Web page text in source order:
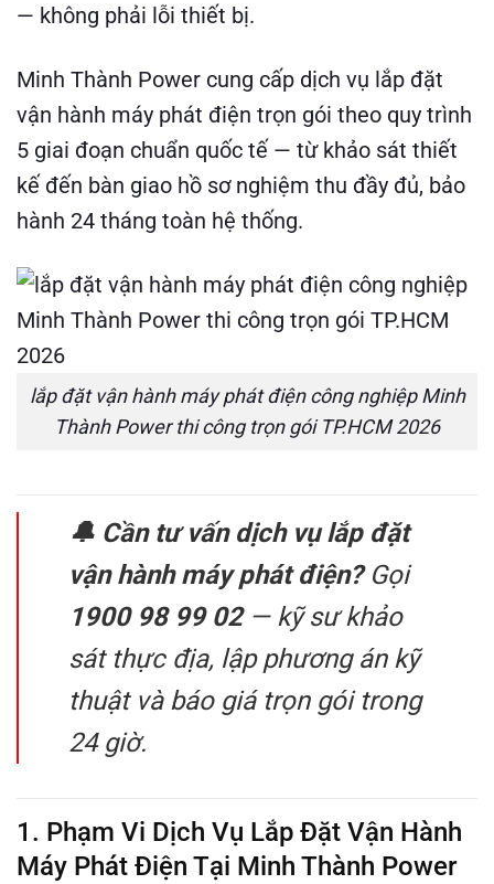
— không phải lỗi thiết bị.
Minh Thành Power cung cấp dịch vụ lắp đặt
vận hành máy phát điện trọn gói theo quy trình
5 giai đoạn chuẩn quốc tế — từ khảo sát thiết
kế đến bàn giao hồ sơ nghiệm thu đầy đủ, bảo
hành 24 tháng toàn hệ thống.
lắp đặt vận hành máy phát điện công nghiệp Minh
Thành Power thi công trọn gói TP.HCM 2026
🔔 Cần tư vấn dịch vụ lắp đặt
vận hành máy phát điện?Gọi
1900 98 99 02— kỹ sư khảo
sát thực địa, lập phương án kỹ
thuật và báo giá trọn gói trong
24 giờ.
1. Phạm Vi Dịch Vụ Lắp Đặt Vận Hành
Máy Phát Điện Tại Minh Thành Power